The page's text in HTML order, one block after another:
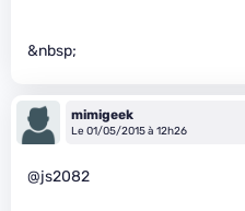
&nbsp;
mimigeek
Le 01/05/2015 à 12h26
@js2082